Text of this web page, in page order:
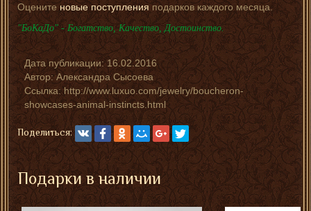
Оцените новые поступленияподарков каждого месяца.
"БоКаДо" - Богатство, Качество, Достоинство.
Дата публикации:16.02.2016
Автор:Александра Сысоева
Ссылка: http://www.luxuo.com/jewelry/boucheron-
showcases-animal-instincts.html
Поделиться:
Подарки в наличии